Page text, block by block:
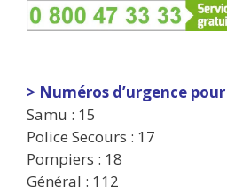
> Numéros d’urgence
Samu : 15
Police Secours : 17
Pompiers : 18
Général : 112